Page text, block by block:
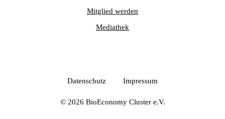
Mitglied werden
Mediathek
© 2026 BioEconomy Cluster e.V.
Datenschutz Impressum